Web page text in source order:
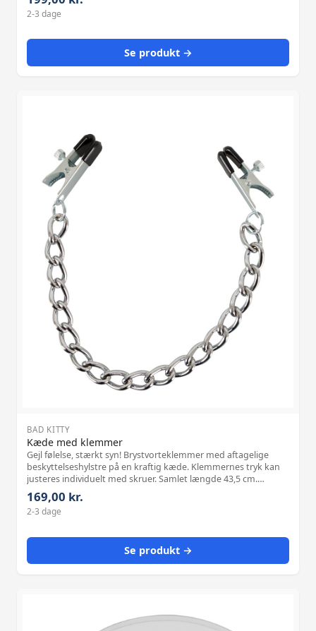
mens den bløde silikon
2-3 dage
Se produkt →
BAD KITTY
Kæde med klemmer
Gejl følelse, stærkt syn! Brystvorteklemmer med aftagelige
beskyttelseshylstre på en kraftig kæde. Klemmernes tryk kan
justeres individuelt med skruer. Samlet længde 43,5 cm.
Klemmer hhv. 2,3 cm lange. Vægt ca. 100 g. Materiale:
sølvfarvet metal (fork
169,00 kr.
2-3 dage
Se produkt →